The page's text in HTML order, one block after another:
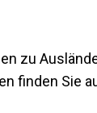
zu
finden Sie